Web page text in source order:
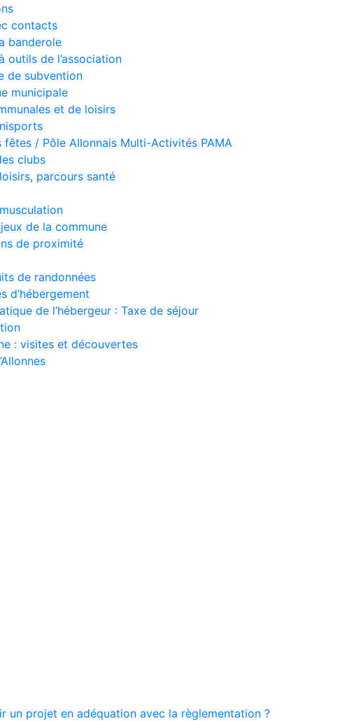
contacts
banderole
outils de l’association
de subvention
municipale
et de loisirs
fêtes / Pôle Allonnais Multi-Activités PAMA
clubs
parcours santé
de la commune
de proximité
de randonnées
d’hébergement
de l’hébergeur : Taxe de séjour
: visites et découvertes
un projet en adéquation avec la règlementation ?